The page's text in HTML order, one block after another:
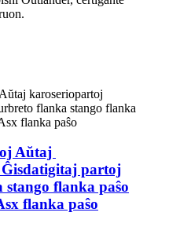
Aŭtaj
partoj
flanka paŝo
flanka paŝo